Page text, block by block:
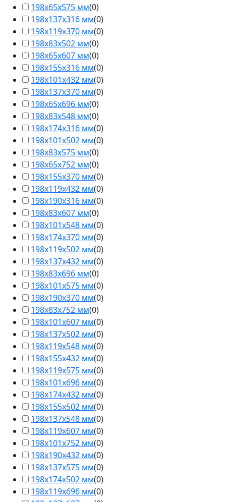
198х65х575 мм(0)
198х137х316 мм(0)
198х119х370 мм(0)
198х83х502 мм(0)
198х65х607 мм(0)
198х155х316 мм(0)
198х101х432 мм(0)
198х137х370 мм(0)
198х65х696 мм(0)
198х83х548 мм(0)
198х174х316 мм(0)
198х101х502 мм(0)
198х83х575 мм(0)
198х65х752 мм(0)
198х155х370 мм(0)
198х119х432 мм(0)
198х190х316 мм(0)
198х83х607 мм(0)
198х101х548 мм(0)
198х174х370 мм(0)
198х119х502 мм(0)
198х137х432 мм(0)
198х83х696 мм(0)
198х101х575 мм(0)
198х190х370 мм(0)
198х83х752 мм(0)
198х101х607 мм(0)
198х137х502 мм(0)
198х119х548 мм(0)
198х155х432 мм(0)
198х119х575 мм(0)
198х101х696 мм(0)
198х174х432 мм(0)
198х155х502 мм(0)
198х137х548 мм(0)
198х119х607 мм(0)
198х101х752 мм(0)
198х190х432 мм(0)
198х137х575 мм(0)
198х174х502 мм(0)
198х119х696 мм(0)